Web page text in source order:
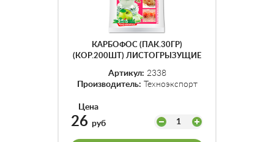
КАРБОФОС (ПАК.30ГР)
(КОР.200ШТ) ЛИСТОГРЫЗУЩИЕ
Артикул: 2338
Производитель: Техноэкспорт
Цена
26 руб 1